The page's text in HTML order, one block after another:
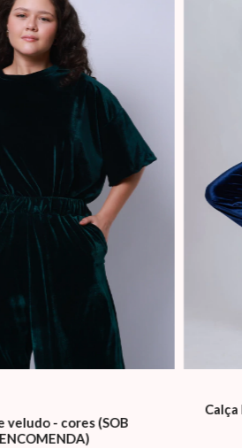
veludo - cores (SOB
ENCOMENDA)